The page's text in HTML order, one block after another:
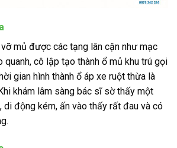
mủ được các tạng lân cận như mạc
quanh, cô lập tạo thành ổ mủ khu trú gọi
gian hình thành ổ áp xe ruột thừa là
khám lâm sàng bác sĩ sờ thấy một
di động kém, ấn vào thấy rất đau và có